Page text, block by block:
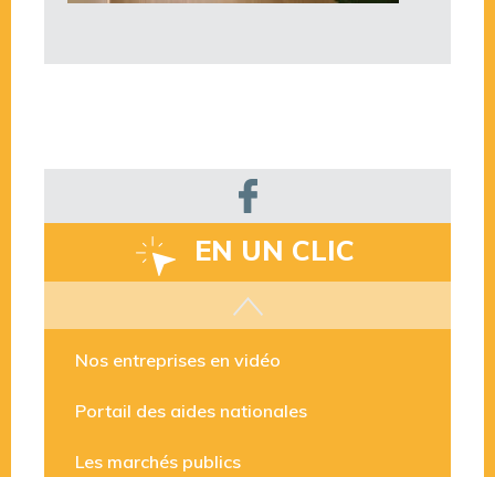
EN UN CLIC
Les aides disponibles
Nos entreprises en vidéo
Portail des aides nationales